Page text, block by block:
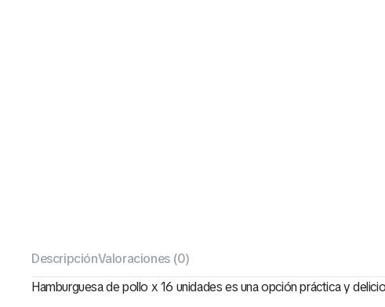
DescripciónValoraciones (0)
Hamburguesa de pollo x 16 unidades es una opción práctica y